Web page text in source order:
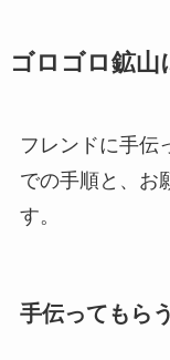
ゴロゴロ鉱山
フレンドに手伝
での手順と、お
す。
手伝ってもら